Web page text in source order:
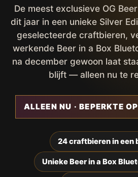
De meest exclusieve OG
dit jaar in een unieke Silver
geselecteerde craftbieren,
werkende Beer in a Box
na december gewoon laat
blijft — alleen nu te
ALLEEN NU · BEPERKTE
24 craftbieren in een
Unieke Beer in a Box